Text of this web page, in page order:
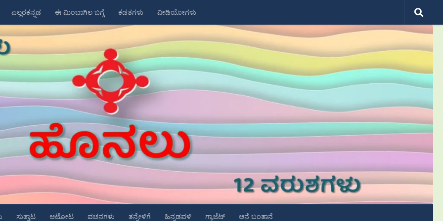
ಎಲ್ಲರಕನ್ನಡ ಈ ಮಿಂಬಾಗಿಲ ಬಗ್ಗೆ ಕಡತಗಳು ವೀಡಿಯೋಗಳು
ಸುತ್ತಾಟ ಆಟೋಟ ವಚನಗಳು ತನ್ನೇಳಿಗೆ ಹಿನ್ನಡವಳಿ ಗ್ಯಾಜೆಟ್ ಆನೆ ಬಂತಾನೆ